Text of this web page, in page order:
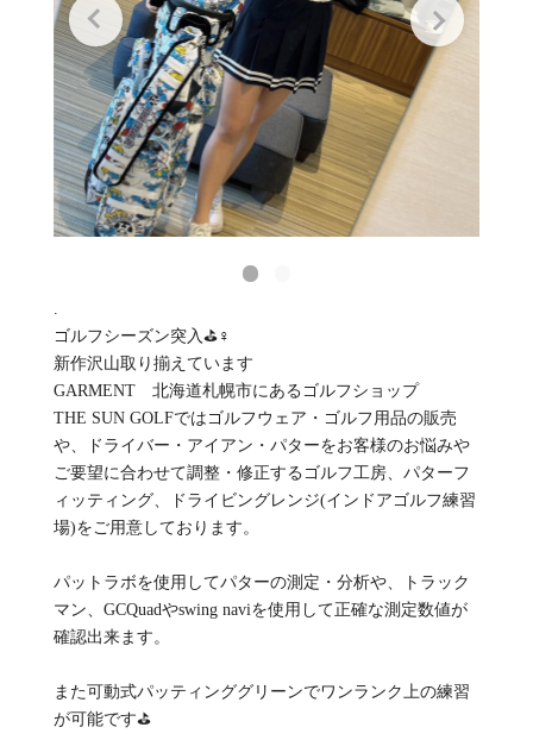
ゴルフシーズン突入⛳️️‍♀️
新作沢山取り揃えています
GARMENT 北海道札幌市にあるゴルフショップ
THE SUN GOLFではゴルフウェア・ゴルフ用品の販売
や、ドライバー・アイアン・パターをお客様のお悩みや
ご要望に合わせて調整・修正するゴルフ工房、パターフ
ィッティング、ドライビングレンジ(インドアゴルフ練習
場)をご用意しております。
パットラボを使用してパターの測定・分析や、トラック
マン、GCQuadやswing naviを使用して正確な測定数値が
確認出来ます。
また可動式パッティンググリーンでワンランク上の練習
が可能です⛳️